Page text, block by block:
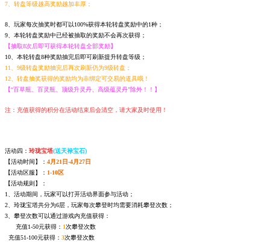
7、转盘等级越高奖励越加丰厚；
8、玩家每次抽奖时都可以100%获得本轮转盘奖励中的1种；
9、本轮转盘奖励中已经被抽取的奖励不会再次获得；
【抽取8次后即可获得本轮转盘全部奖励】
10、本轮转盘8种奖励抽完后即可刷新提升转盘等级；
11、9级转盘奖励抽完后再次刷新仍为9级转盘；
12、转盘抽奖获得的奖励均为非绑定可交易的道具哦！
【“百草瓶、百灵瓶、顶级升灵丹、高级蕴灵丹”除外！！】
注：充值获得的积分在活动结束后会清空，请大家及时使用！
活动四： 玲珑宝塔(送天禄宝石)
【活动时间】： 4月21日-4月27日
【活动区服】： 1-10区
【活动规则】：
1、活动期间，玩家可以打开活动界面参与活动；
2、玲珑宝塔共分为6层，玩家每次攀登时均需要消耗攀登次数；
3、攀登次数可以通过游戏内充值获得：
充值1-50元获得： 1次攀登次数
充值51-100元获得： 3次攀登次数